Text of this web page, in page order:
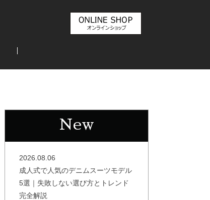
New
2026.08.06
成人式で人気のデニムスーツモデル
5選｜失敗しない選び方とトレンド
完全解説